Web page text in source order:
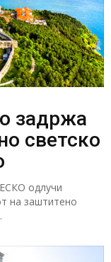
задржа
светско
одлучи
на заштитено